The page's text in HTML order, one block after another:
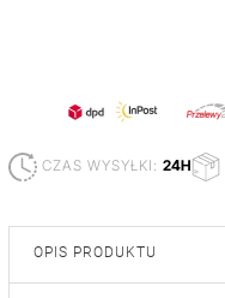
CZAS WYSYŁKI: 24H
OPIS PRODUKTU